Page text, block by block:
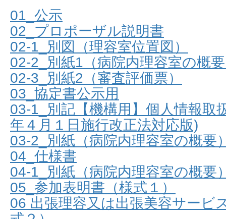
01_公示
02_プロポーザル説明書
02-1_別図（理容室位置図）
02-2_別紙1（病院内理容室の概
02-3_別紙2（審査評価票）
03_協定書公示用
03-1_別記【機構用】個人情報取
年４月１日施行改正法対応版)
03-2_別紙（病院内理容室の概要
04_仕様書
04-1_別紙（病院内理容室の概要
05_参加表明書（様式１）
06 出張理容又は出張美容サービ